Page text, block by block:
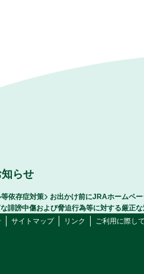
らせ
依存症対策
お出かけ前にJRAホームペ
誹謗中傷および脅迫行為等に対する厳正
サイトマップ リンク ご利用に際し